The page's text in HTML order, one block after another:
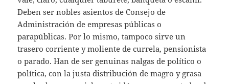
Deben ser nobles asientos de Consejo de
Administración de empresas públicas o
parapúblicas. Por lo mismo, tampoco sirve un
trasero corriente y moliente de currela, pensionista
o parado. Han de ser genuinas nalgas de político o
política, con la justa distribución de magro y grasa